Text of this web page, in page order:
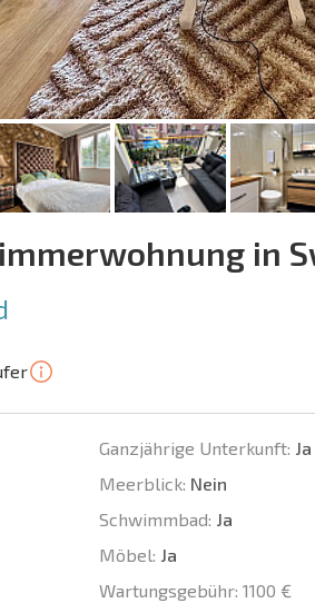
in
Ganzjährige Unterkunft: Ja
Meerblick: Nein
Schwimmbad: Ja
Möbel: Ja
Wartungsgebühr: 1100 €